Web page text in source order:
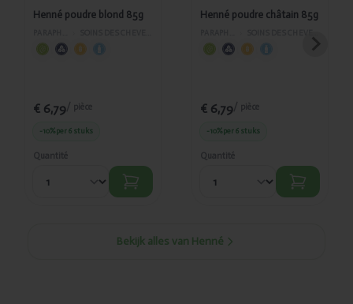
Henné poudre blond 85g
€ 6,79/ pièce
-10%per 6 stuks
Quantité
Henné poudre châtain 85g
€ 6,79/ pièce
-10%per 6 stuks
Quantité
Bekijk alles van Henné